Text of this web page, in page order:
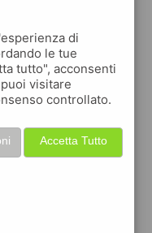
a
cellulare
punti vendita
dicremona
l'ambiente,
di
le tue
tutto", acconsenti
visitare
controllato.
Accetta Tutto